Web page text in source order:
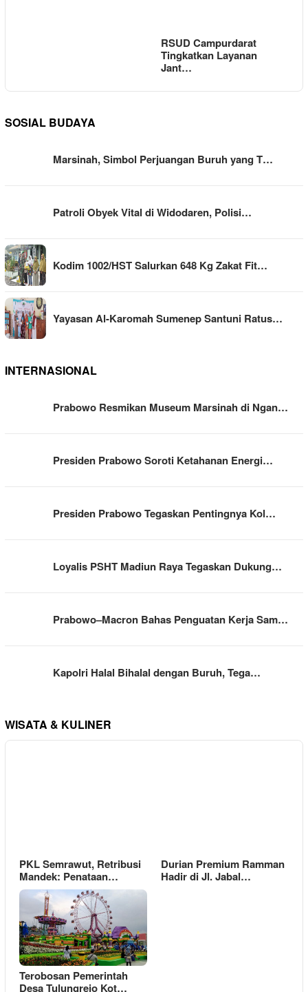
RSUD Campurdarat
Tingkatkan Layanan
Jant…
SOSIAL BUDAYA
Marsinah, Simbol Perjuangan Buruh yang T…
Patroli Obyek Vital di Widodaren, Polisi…
Kodim 1002/HST Salurkan 648 Kg Zakat Fit…
Yayasan Al-Karomah Sumenep Santuni Ratus…
INTERNASIONAL
Prabowo Resmikan Museum Marsinah di Ngan…
Presiden Prabowo Soroti Ketahanan Energi…
Presiden Prabowo Tegaskan Pentingnya Kol…
Loyalis PSHT Madiun Raya Tegaskan Dukung…
Prabowo–Macron Bahas Penguatan Kerja Sam…
Kapolri Halal Bihalal dengan Buruh, Tega…
WISATA & KULINER
PKL Semrawut, Retribusi
Mandek: Penataan…
Durian Premium Ramman
Hadir di Jl. Jabal…
Terobosan Pemerintah
Desa Tulungrejo Kot…